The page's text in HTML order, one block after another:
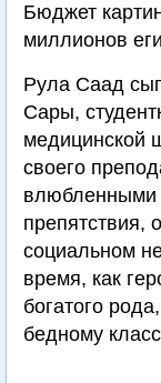
Бюджет
миллионов
Рула Саад
Сары,
медицинской
своего
влюбленными
препятствия,
социальном
время, как
богатого
бедному